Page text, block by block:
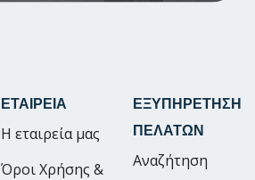
ΕΤΑΙΡΕΙΑ
Η εταιρεία μας
Όροι Χρήσης &
ΕΞΥΠΗΡΕΤΗΣΗ
ΠΕΛΑΤΩΝ
Αναζήτηση